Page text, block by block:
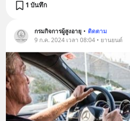
1 บันทึก
กรมกิจการผู้สูงอายุ • ติดตาม
9 ก.ค. 2024 เวลา 08:04 • ยานยนต์